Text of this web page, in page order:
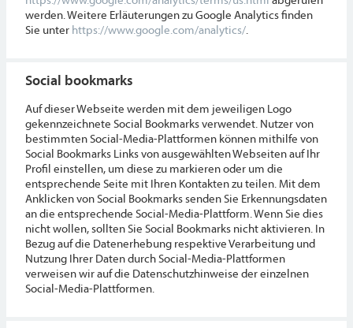
werden. Weitere Erläuterungen zu Google Analytics finden
Sie unter https://www.google.com/analytics/.
Social bookmarks
Auf dieser Webseite werden mit dem jeweiligen Logo
gekennzeichnete Social Bookmarks verwendet. Nutzer von
bestimmten Social-Media-Plattformen können mithilfe von
Social Bookmarks Links von ausgewählten Webseiten auf Ihr
Profil einstellen, um diese zu markieren oder um die
entsprechende Seite mit Ihren Kontakten zu teilen. Mit dem
Anklicken von Social Bookmarks senden Sie Erkennungsdaten
an die entsprechende Social-Media-Plattform. Wenn Sie dies
nicht wollen, sollten Sie Social Bookmarks nicht aktivieren. In
Bezug auf die Datenerhebung respektive Verarbeitung und
Nutzung Ihrer Daten durch Social-Media-Plattformen
verweisen wir auf die Datenschutzhinweise der einzelnen
Social-Media-Plattformen.